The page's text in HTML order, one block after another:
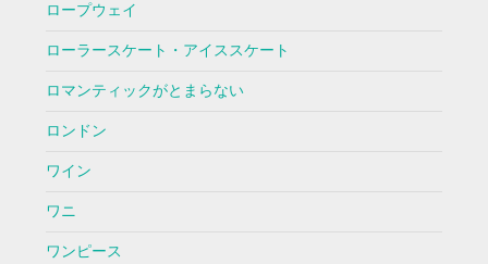
ロープウェイ
ローラースケート・アイススケート
ロマンティックがとまらない
ロンドン
ワイン
ワニ
ワンピース